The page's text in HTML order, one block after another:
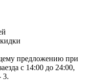
предложению при
с 14:00 до 24:00,
3.